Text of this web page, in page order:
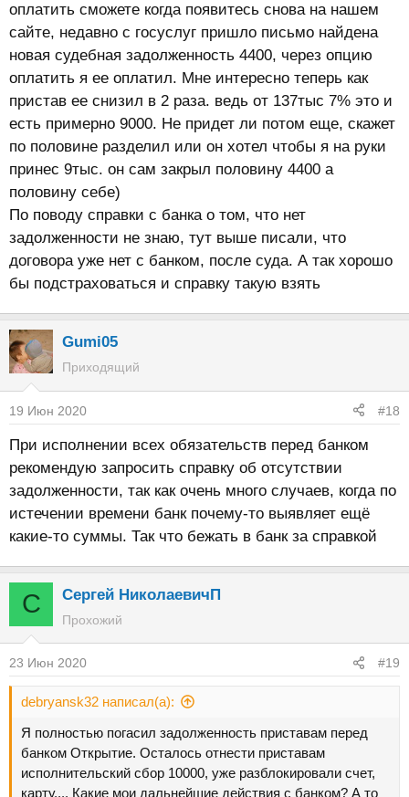
оплатить сможете когда появитесь снова на нашем
сайте, недавно с госуслуг пришло письмо найдена
новая судебная задолженность 4400, через опцию
оплатить я ее оплатил. Мне интересно теперь как
пристав ее снизил в 2 раза. ведь от 137тыс 7% это и
есть примерно 9000. Не придет ли потом еще, скажет
по половине разделил или он хотел чтобы я на руки
принес 9тыс. он сам закрыл половину 4400 а
половину себе)
По поводу справки с банка о том, что нет
задолженности не знаю, тут выше писали, что
договора уже нет с банком, после суда. А так хорошо
бы подстраховаться и справку такую взять
Gumi05
Приходящий
19 Июн 2020 #18
При исполнении всех обязательств перед банком
рекомендую запросить справку об отсутствии
задолженности, так как очень много случаев, когда по
истечении времени банк почему-то выявляет ещё
какие-то суммы. Так что бежать в банк за справкой
С Сергей НиколаевичП
Прохожий
23 Июн 2020 #19
debryansk32 написал(а):
Я полностью погасил задолженность приставам перед
банком Открытие. Осталось отнести приставам
исполнительский сбор 10000, уже разблокировали счет,
карту.... Какие мои дальнейшие действия с банком? А то